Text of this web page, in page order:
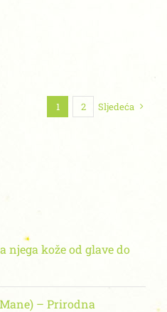
1 2 Sljedeća
njega kože od glave do
Mane) – Prirodna